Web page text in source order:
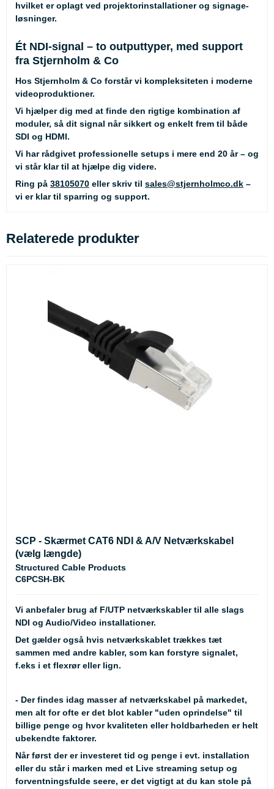
hvilket er oplagt ved projektorinstallationer og signage-
løsninger.
Ét NDI-signal – to outputtyper, med support
fra Stjernholm & Co
Hos Stjernholm & Co forstår vi kompleksiteten i moderne
videoproduktioner.
Vi hjælper dig med at finde den rigtige kombination af
moduler, så dit signal når sikkert og enkelt frem til både
SDI og HDMI.
Vi har rådgivet professionelle setups i mere end 20 år – og
vi står klar til at hjælpe dig videre.
Ring på 38105070 eller skriv til sales@stjernholmco.dk –
vi er klar til sparring og support.
Relaterede produkter
SCP - Skærmet CAT6 NDI & A/V Netværkskabel
(vælg længde)
Structured Cable Products
C6PCSH-BK
Vi anbefaler brug af F/UTP netværkskabler til alle slags
NDI og Audio/Video installationer.
Det gælder også hvis netværkskablet trækkes tæt
sammen med andre kabler, som kan forstyre signalet,
f.eks i et flexrør eller lign.
- Der findes idag masser af netværkskabel på markedet,
men alt for ofte er det blot kabler "uden oprindelse" til
billige penge og hvor kvaliteten eller holdbarheden er helt
ubekendte faktorer.
Når først der er investeret tid og penge i evt. installation
eller du står i marken med et Live streaming setup og
forventningsfulde seere, er det vigtigt at du kan stole på